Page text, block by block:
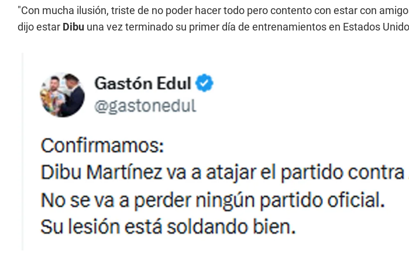
"Con mucha ilusión, triste de no poder hacer todo pero contento con estar con
dijo estar Dibu una vez terminado su primer día de entrenamientos en Estados